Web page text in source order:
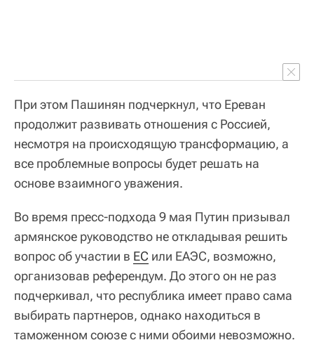
При этом Пашинян подчеркнул, что Ереван
продолжит развивать отношения с Россией,
несмотря на происходящую трансформацию, а
все проблемные вопросы будет решать на
основе взаимного уважения.
Во время пресс-подхода 9 мая Путин призывал
армянское руководство не откладывая решить
вопрос об участии в ЕС или ЕАЭС, возможно,
организовав референдум. До этого он не раз
подчеркивал, что республика имеет право сама
выбирать партнеров, однако находиться в
таможенном союзе с ними обоими невозможно.